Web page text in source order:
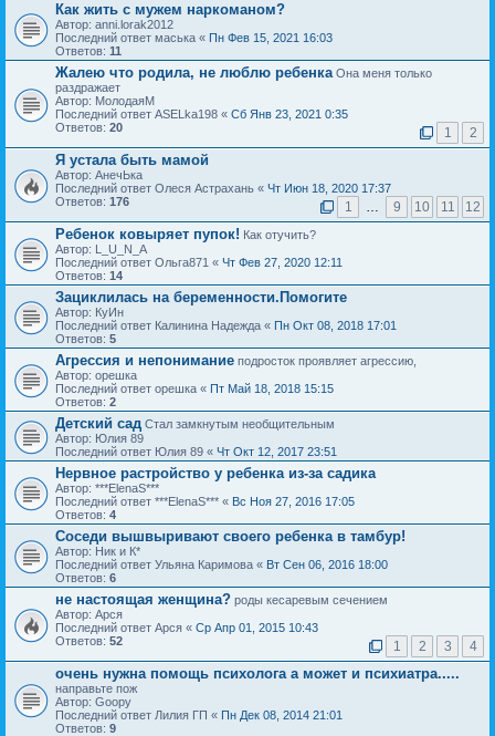
Как жить с мужем наркоманом?
Автор: anni.lorak2012
Последний ответ маська « Пн Фев 15, 2021 16:03
Ответов: 11
Жалею что родила, не люблю ребенка Она меня только
раздражает
Автор: МолодаяМ
Последний ответ ASELka198 « Сб Янв 23, 2021 0:35
Ответов: 20 1 2
Я устала быть мамой
Автор: АнечЬка
Последний ответ Олеся Астрахань « Чт Июн 18, 2020 17:37
Ответов: 176 1 … 9 10 11 12
Ребенок ковыряет пупок! Как отучить?
Автор: L_U_N_A
Последний ответ Ольга871 « Чт Фев 27, 2020 12:11
Ответов: 14
Зациклилась на беременности.Помогите
Автор: КуИн
Последний ответ Калинина Надежда « Пн Окт 08, 2018 17:01
Ответов: 5
Агрессия и непонимание подросток проявляет агрессию,
Автор: орешка
Последний ответ орешка « Пт Май 18, 2018 15:15
Ответов: 2
Детский сад Стал замкнутым необщительным
Автор: Юлия 89
Последний ответ Юлия 89 « Чт Окт 12, 2017 23:51
Нервное растройство у ребенка из-за садика
Автор: ***ElenaS***
Последний ответ ***ElenaS*** « Вс Ноя 27, 2016 17:05
Ответов: 4
Соседи вышвыривают своего ребенка в тамбур!
Автор: Ник и К*
Последний ответ Ульяна Каримова « Вт Сен 06, 2016 18:00
Ответов: 6
не настоящая женщина? роды кесаревым сечением
Автор: Арся
Последний ответ Арся « Ср Апр 01, 2015 10:43
Ответов: 52 1 2 3 4
очень нужна помощь психолога а может и психиатра.....
направьте пож
Автор: Goopy
Последний ответ Лилия ГП « Пн Дек 08, 2014 21:01
Ответов: 9